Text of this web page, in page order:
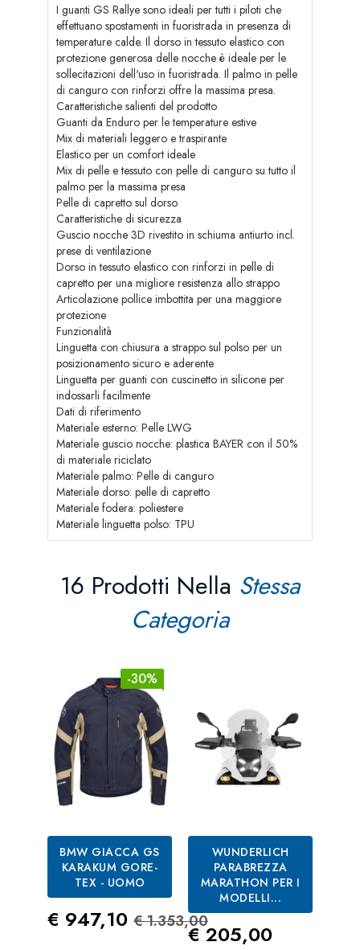
I guanti GS Rallye sono ideali per tutti i piloti che
effettuano spostamenti in fuoristrada in presenza di
temperature calde. Il dorso in tessuto elastico con
protezione generosa delle nocche è ideale per le
sollecitazioni dell'uso in fuoristrada. Il palmo in pelle
di canguro con rinforzi offre la massima presa.
Caratteristiche salienti del prodotto
Guanti da Enduro per le temperature estive
Mix di materiali leggero e traspirante
Elastico per un comfort ideale
Mix di pelle e tessuto con pelle di canguro su tutto il
palmo per la massima presa
Pelle di capretto sul dorso
Caratteristiche di sicurezza
Guscio nocche 3D rivestito in schiuma antiurto incl.
prese di ventilazione
Dorso in tessuto elastico con rinforzi in pelle di
capretto per una migliore resistenza allo strappo
Articolazione pollice imbottita per una maggiore
protezione
Funzionalità
Linguetta con chiusura a strappo sul polso per un
posizionamento sicuro e aderente
Linguetta per guanti con cuscinetto in silicone per
indossarli facilmente
Dati di riferimento
Materiale esterno: Pelle LWG
Materiale guscio nocche: plastica BAYER con il 50%
di materiale riciclato
Materiale palmo: Pelle di canguro
Materiale dorso: pelle di capretto
Materiale fodera: poliestere
Materiale linguetta polso: TPU
16 Prodotti Nella Stessa
Categoria
-30%
BMW GIACCA GS
KARAKUM GORE-
TEX - UOMO
Prezzo
€ 947,10 Prezzo Standard
€ 1.353,00
WUNDERLICH
PARABREZZA
MARATHON PER I
MODELLI...
Prezzo
€ 205,00